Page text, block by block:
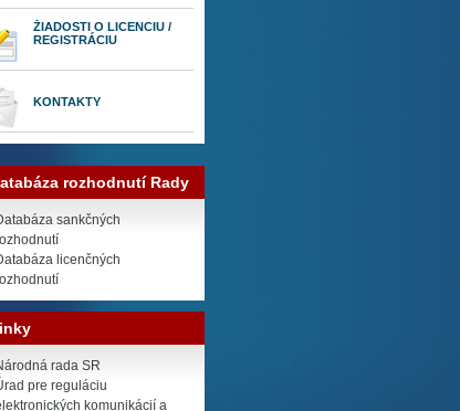
ŽIADOSTI O LICENCIU /
REGISTRÁCIU
KONTAKTY
rozhodnutí Rady
sankčných
licenčných
rada SR
pre reguláciu
komunikácií a